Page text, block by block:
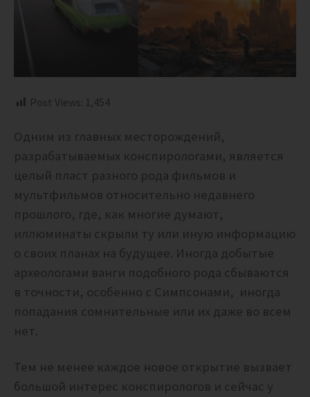
Post Views: 1,454
Одним из главных месторождений,
разрабатываемых конспирологами, является
целый пласт разного рода фильмов и
мультфильмов относительно недавнего
прошлого, где, как многие думают,
иллюминаты скрыли ту или иную информацию
о своих планах на будущее. Иногда добытые
археологами ванги подобного рода сбываются
в точности, особенно с Симпсонами, иногда
попадания сомнительные или их даже во всем
нет.
Тем не менее каждое новое открытие вызвает
большой интерес конспирологов и сейчас у